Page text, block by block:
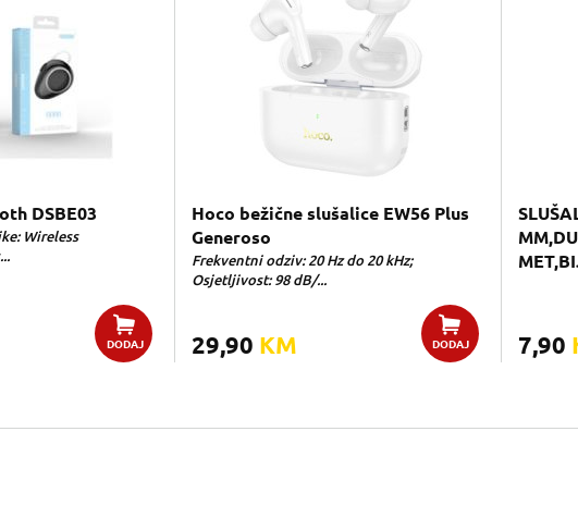
DSBE03
Wireless
DODAJ
Hoco bežične slušalice EW56 Plus
Generoso
Frekventni odziv: 20 Hz do 20 kHz;
Osjetljivost: 98 dB/...
29,90 KM DODAJ 7,90